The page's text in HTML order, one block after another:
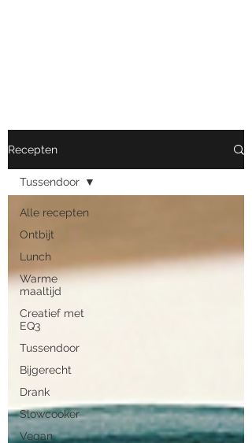
Recepten
Alle recepten
Ontbijt
Lunch
Warme
maaltijd
Creatief met
EQ3
Tussendoor
Bijgerecht
Drank
Slowcooker
Vegan
Tussendoor